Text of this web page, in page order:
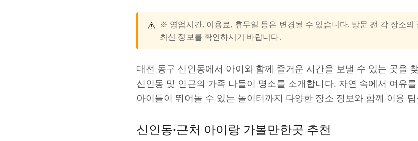
⚠️ ※ 영업시간, 이용료, 휴무일 등은 변경될 수 있습니다. 방문 전 각 장소의
최신 정보를 확인하시기 바랍니다.
대전 동구 신인동에서 아이와 함께 즐거운 시간을 보낼 수 있는 곳을
신인동 및 인근의 가족 나들이 명소를 소개합니다. 자연 속에서 여유
아이들이 뛰어놀 수 있는 놀이터까지 다양한 장소 정보와 함께 이용
신인동·근처 아이랑 가볼만한곳 추천